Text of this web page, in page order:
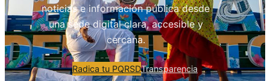
noticias e información pública desde
una sede digital clara, accesible y
cercana.
Radica tu PQRSDTransparencia